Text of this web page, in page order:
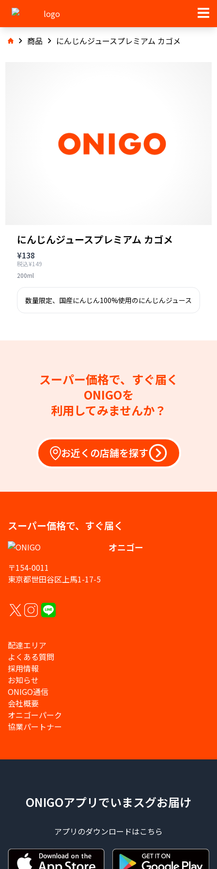
商品 にんじんジュースプレミアム カゴメ
にんじんジュースプレミアム カゴメ
¥138
税込¥149
200ml
数量限定、国産にんじん100%使用のにんじんジュース
スーパー価格で、すぐ届く
ONIGOを
利用してみませんか？
お近くの店舗を探す
スーパー価格で、すぐ届く
オニゴー
〒154-0011
東京都世田谷区上馬1-17-5
配達エリア
よくある質問
採用情報
お知らせ
ONIGO通信
会社概要
オニゴーパーク
協業パートナー
ONIGOアプリでいまスグお届け
アプリのダウンロードはこちら